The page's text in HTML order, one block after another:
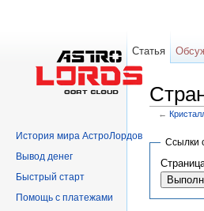
←
Ссылки
Статья
История мира АстроЛордов
Вывод денег
Быстрый старт
Помощь с платежами